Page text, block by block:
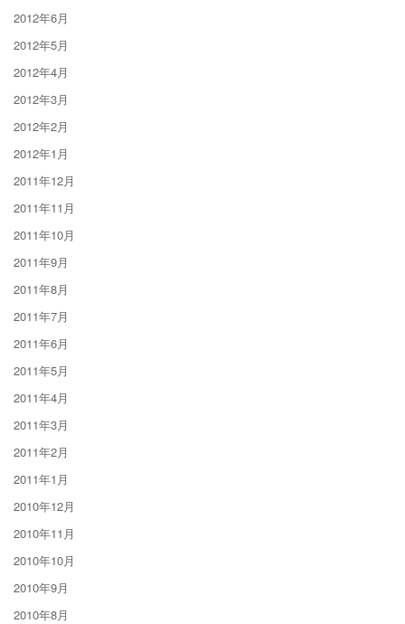
2012年6月
2012年5月
2012年4月
2012年3月
2012年2月
2012年1月
2011年12月
2011年11月
2011年10月
2011年9月
2011年8月
2011年7月
2011年6月
2011年5月
2011年4月
2011年3月
2011年2月
2011年1月
2010年12月
2010年11月
2010年10月
2010年9月
2010年8月